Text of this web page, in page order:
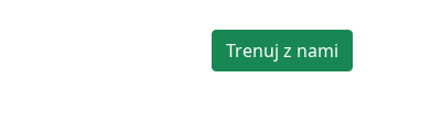
Trenuj z nami